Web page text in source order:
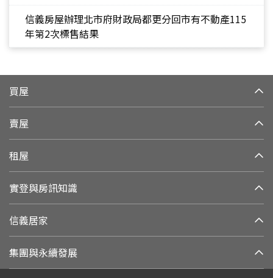
信義房屋辦理北市府財政局都更分回市有不動產115
年第2次標售結果
買屋
賣屋
租屋
實登與房訊知識
信義居家
集團與永續發展